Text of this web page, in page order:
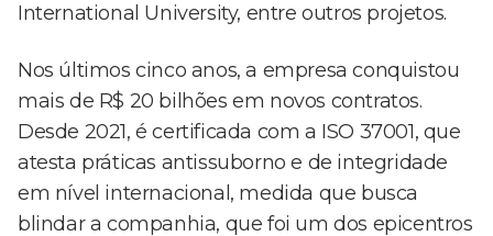
International University, entre outros projetos.
Nos últimos cinco anos, a empresa conquistou
mais de R$ 20 bilhões em novos contratos.
Desde 2021, é certificada com a ISO 37001, que
atesta práticas antissuborno e de integridade
em nível internacional, medida que busca
blindar a companhia, que foi um dos epicentros